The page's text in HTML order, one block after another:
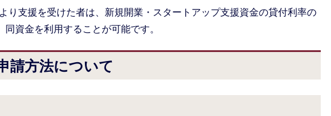
り支援を受けた者は、新規開業・スタートアップ支援資金の貸付利率の
資金を利用することが可能です。
請方法について